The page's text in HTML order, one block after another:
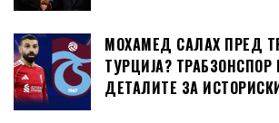
МОХАМЕД САЛАХ ПРЕД
ТУРЦИЈА?
ДЕТАЛИТЕ ЗА